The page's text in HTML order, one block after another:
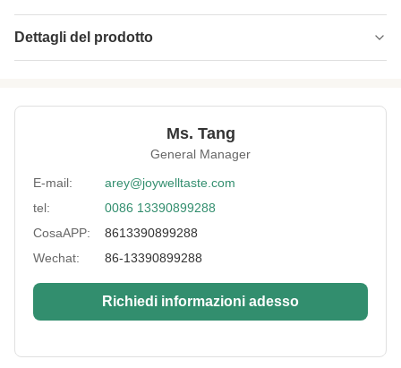
Dettagli del prodotto
Expiration Date: 12 mesi
entro i 25 giorni
Sample: Sì
Taste: Wasabi, salato, BBQ, piccante.
Storage: nel posto fresco ed asciutto
Nero naturale, verde, giallo
Ms. Tang
General Manager
E-mail:
arey@joywelltaste.com
tel:
0086 13390899288
CosaAPP:
8613390899288
Wechat:
86-13390899288
Richiedi informazioni adesso